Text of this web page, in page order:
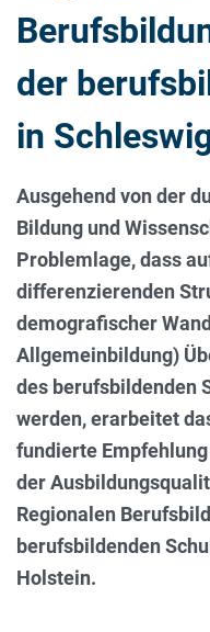
der
in
Ausgehend von der
Bildung und
Problemlage, dass
differenzierenden
demografischer
Allgemeinbildung)
des berufsbildenden
werden, erarbeitet
fundierte
der
Regionalen
berufsbildenden
Holstein.